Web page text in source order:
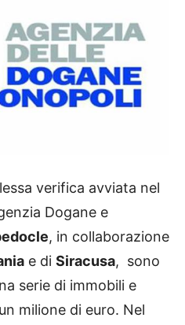
verifica avviata nel
Dogane e
, in collaborazione
e di Siracusa, sono
serie di immobili e
milione di euro. Nel